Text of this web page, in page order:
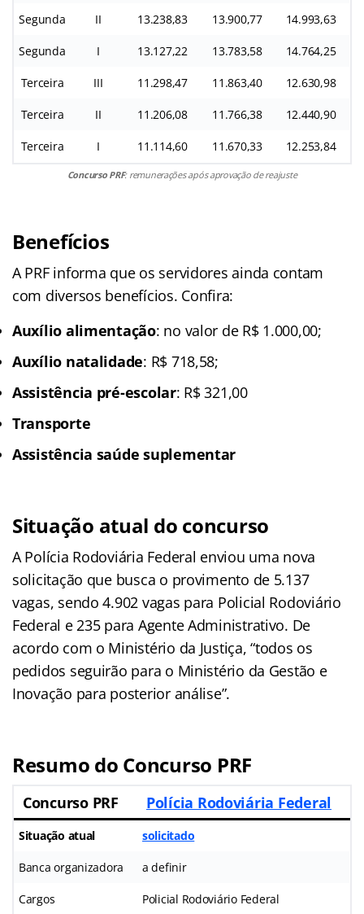
Segunda II 13.238,83 13.900,77 14.993,63
Segunda I 13.127,22 13.783,58 14.764,25
Terceira III 11.298,47 11.863,40 12.630,98
Terceira II 11.206,08 11.766,38 12.440,90
Terceira I 11.114,60 11.670,33 12.253,84
Concurso PRF: remunerações após aprovação de reajuste
Benefícios
A PRF informa que os servidores ainda contam
com diversos benefícios. Confira:
Auxílio alimentação: no valor de R$ 1.000,00;
Auxílio natalidade: R$ 718,58;
Assistência pré-escolar: R$ 321,00
Transporte
Assistência saúde suplementar
Situação atual do concurso
A Polícia Rodoviária Federal enviou uma nova
solicitação que busca o provimento de 5.137
vagas, sendo 4.902 vagas para Policial Rodoviário
Federal e 235 para Agente Administrativo. De
acordo com o Ministério da Justiça, “todos os
pedidos seguirão para o Ministério da Gestão e
Inovação para posterior análise”.
Resumo do Concurso PRF
Concurso PRF Polícia Rodoviária Federal
Situação atual solicitado
Banca organizadora a definir
Cargos Policial Rodoviário Federal